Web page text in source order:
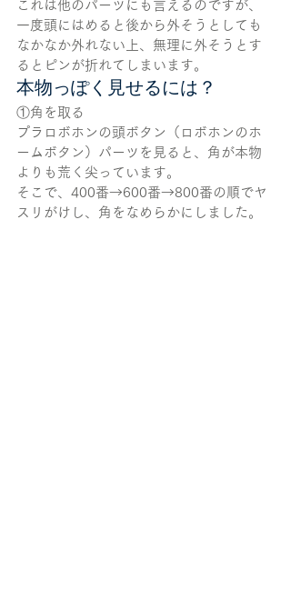
これは他のパーツにも言えるのですが、
一度頭にはめると後から外そうとしても
なかなか外れない上、無理に外そうとす
るとピンが折れてしまいます。
本物っぽく見せるには？
①角を取る
プラロボホンの頭ボタン（ロボホンのホ
ームボタン）パーツを見ると、角が本物
よりも荒く尖っています。
そこで、400番→600番→800番の順でヤ
スリがけし、角をなめらかにしました。